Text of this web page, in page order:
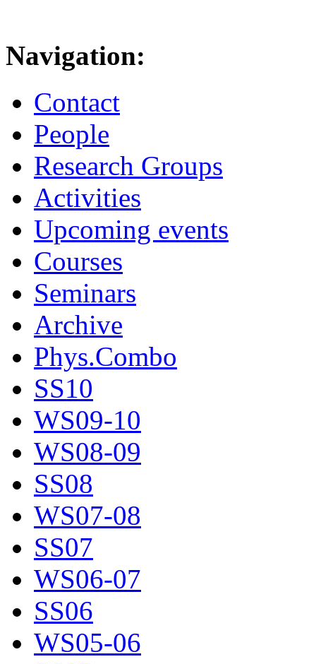
Navigation:
Contact
People
Research Groups
Activities
Upcoming events
Courses
Seminars
Archive
Phys.Combo
SS10
WS09-10
WS08-09
SS08
WS07-08
SS07
WS06-07
SS06
WS05-06